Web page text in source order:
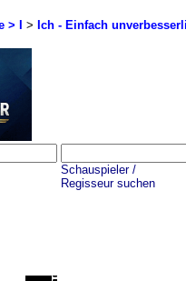
> I > Ich - Einfach
Schauspieler /
Regisseur suchen